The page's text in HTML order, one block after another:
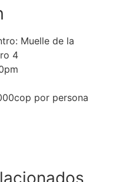
Muelle de la
4
por persona